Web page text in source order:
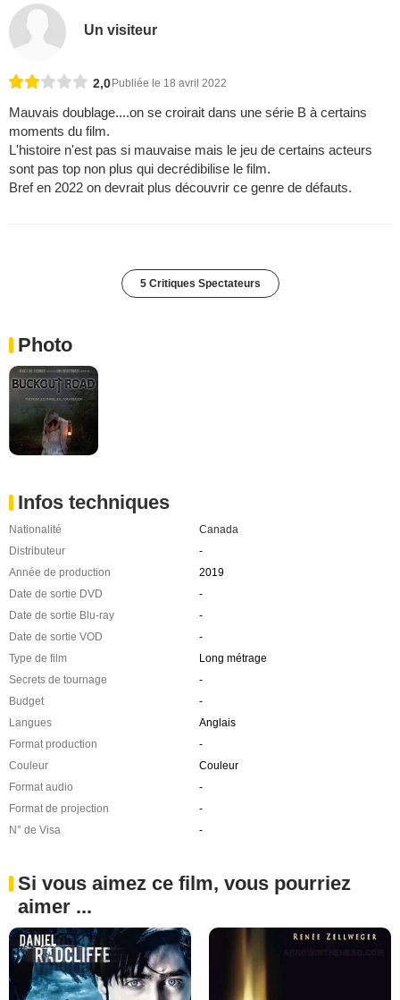
Un visiteur
2,0 Publiée le 18 avril 2022
Mauvais doublage....on se croirait dans une série B à certains
moments du film.
L'histoire n'est pas si mauvaise mais le jeu de certains acteurs
sont pas top non plus qui decrédibilise le film.
Bref en 2022 on devrait plus découvrir ce genre de défauts.
5 Critiques Spectateurs
Photo
Infos techniques
Nationalité
Canada
Distributeur
-
Année de production
2019
Date de sortie DVD
-
Date de sortie Blu-ray
-
Date de sortie VOD
-
Type de film
Long métrage
Secrets de tournage
-
Budget
-
Langues
Anglais
Format production
-
Couleur
Couleur
Format audio
-
Format de projection
-
N° de Visa
-
Si vous aimez ce film, vous pourriez
aimer ...